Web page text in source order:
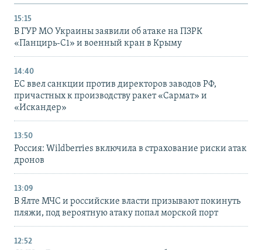
15:15
В ГУР МО Украины заявили об атаке на ПЗРК
«Панцирь-С1» и военный кран в Крыму
14:40
ЕС ввел санкции против директоров заводов РФ,
причастных к производству ракет «Сармат» и
«Искандер»
13:50
Россия: Wildberries включила в страхование риски атак
дронов
13:09
В Ялте МЧС и российские власти призывают покинуть
пляжи, под вероятную атаку попал морской порт
12:52